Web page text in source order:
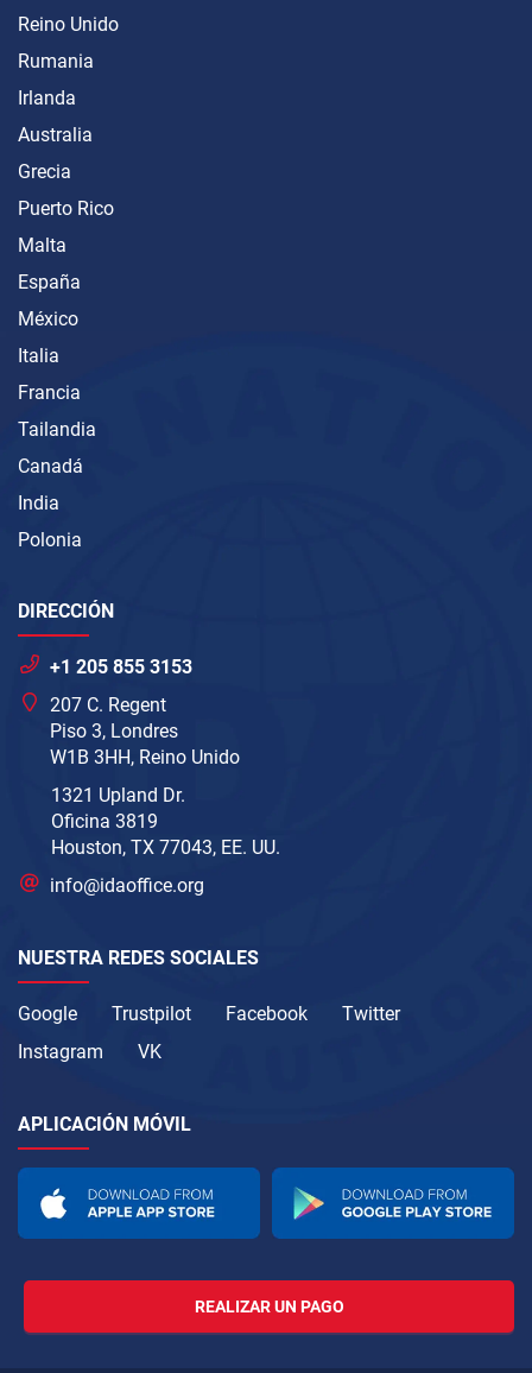
Reino Unido
Rumania
Irlanda
Australia
Grecia
Puerto Rico
Malta
España
México
Italia
Francia
Tailandia
Canadá
India
Polonia
DIRECCIÓN
+1 205 855 3153
207 C. Regent
Piso 3, Londres
W1B 3HH, Reino Unido
1321 Upland Dr.
Oficina 3819
Houston, TX 77043, EE. UU.
info@idaoffice.org
NUESTRA REDES SOCIALES
Google Trustpilot Facebook
Twitter
Instagram
VK
APLICACIÓN MÓVIL
REALIZAR UN PAGO